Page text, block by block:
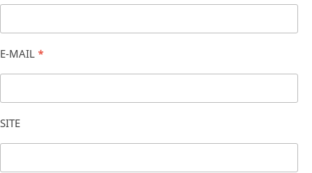
E-MAIL *
SITE